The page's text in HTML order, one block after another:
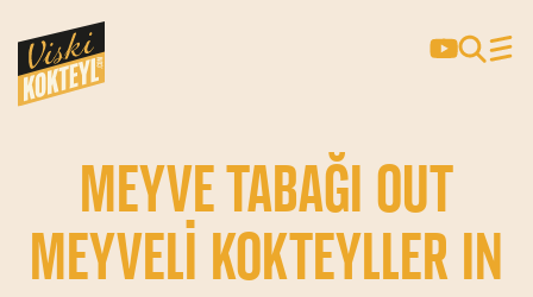
MEYVE TABAĞI OUT
MEYVELI KOKTEYLLER IN